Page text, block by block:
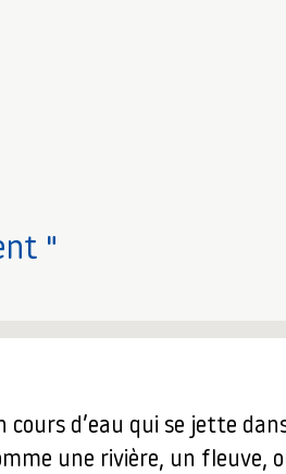
"
cours d’eau qui se jette
une rivière, un fleuve,